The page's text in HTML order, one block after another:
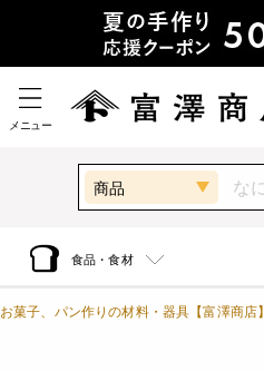
メニュー
商品
食品・食材
お菓子、パン作りの材料・器具【富澤商店】